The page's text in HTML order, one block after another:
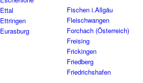
Ettal
Ettringen
Eurasburg
Fischen i.Allgäu
Fleischwangen
Forchach (Österreich)
Freising
Frickingen
Friedberg
Friedrichshafen